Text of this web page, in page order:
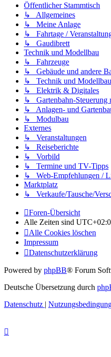
Öffentlicher Stammtisch
↳ Allgemeines
↳ Meine Anlage
↳ Fahrtage /
↳ Gaudibrett
Technik und Modellbau
↳ Fahrzeuge
↳ Gebäude und andere
↳ Technik und Modellbau
↳ Elektrik & Digitales
↳ Gartenbahn-Steuerung
↳ Anlagen- und
↳ Modulbau
Externes
↳ Veranstaltungen
↳ Reiseberichte
↳ Vorbild
↳ Termine und TV-Tipps
↳ Web-Empfehlungen /
Marktplatz
↳ Verkaufe/Tausche/
Foren-Übersicht
Alle Zeiten sind
Alle Cookies löschen
Impressum
Datenschutzerklärung
Powered by phpBB® Forum
Deutsche Übersetzung durch
Datenschutz |